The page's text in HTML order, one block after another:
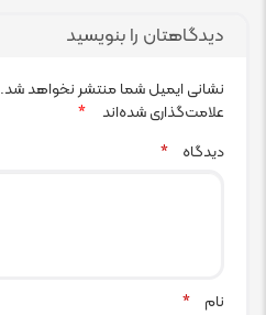
دیدگاهتان را بنویسید
نشانی ایمیل شما منتشر نخواهد شد.
علامت‌گذاری شده‌اند
*
دیدگاه
*
نام *